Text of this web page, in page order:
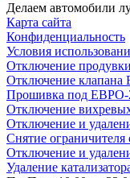
Делаем автомобили
Карта сайта
Конфиденциальность
Условия
Отключение
Отключение клапана
Прошивка под ЕВРО-
Отключение
Отключение и
Снятие ограничителя
Отключение и
Удаление